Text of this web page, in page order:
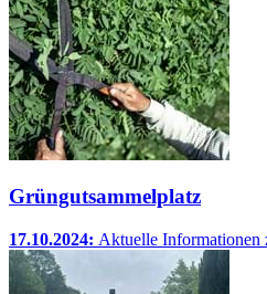
Grüngutsammelplatz
17.10.2024: Aktuelle Informationen